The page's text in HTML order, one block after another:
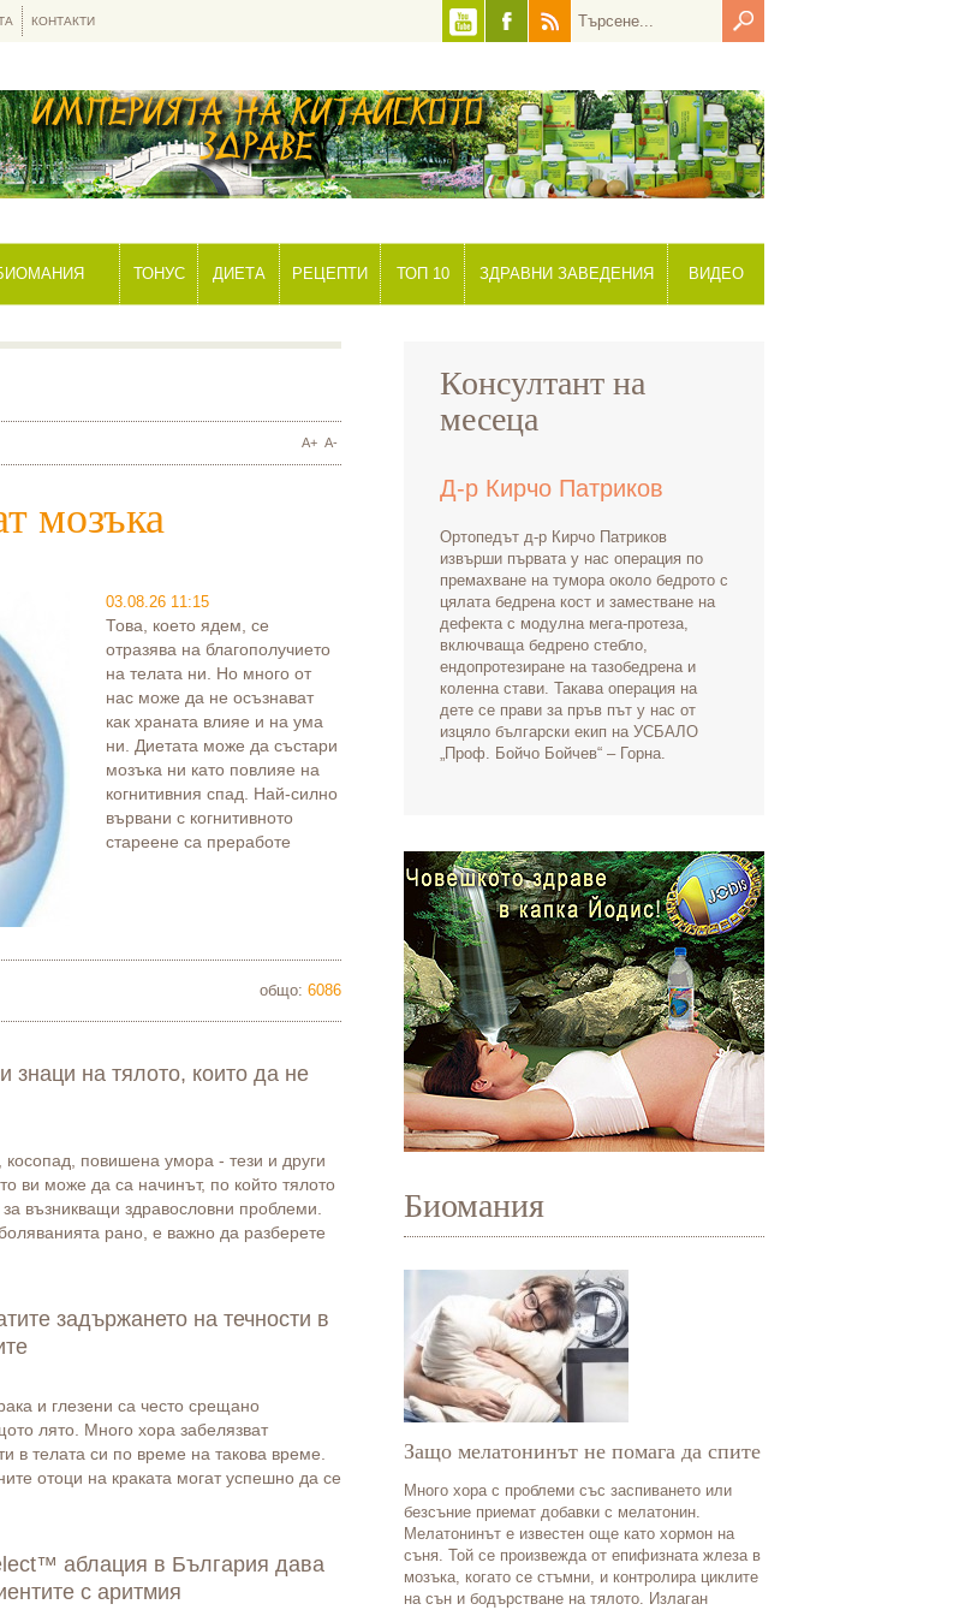
ТОНУС ДИЕТА РЕЦЕПТИ ТОП 10 ЗДРАВНИ ЗАВЕДЕНИЯ ВИДЕО
КОНТАКТИ
A+ A-
мозъка
03.08.26 11:15
Това, което ядем, се
отразява на благополучието
на телата ни. Но много от
нас може да не осъзнават
как храната влияе и на ума
ни. Диетата може да състари
мозъка ни като повлияе на
когнитивния спад. Най-силно
вървани с когнитивното
стареене са преработе
общо: 6086
знаци на тялото, които да не
косопад, повишена умора - тези и други
ви може да са начинът, по който тялото
възникващи здравословни проблеми.
рано, е важно да разберете
задържането на течности в
и глезени са често срещано
лято. Много хора забелязват
в телата си по време на такова време.
отоци на краката могат успешно да се
аблация в България дава
с аритмия
Консултант на
месеца
Д-р Кирчо Патриков
Ортопедът д-р Кирчо Патриков
извърши първата у нас операция по
премахване на тумора около бедрото с
цялата бедрена кост и заместване на
дефекта с модулна мега-протеза,
включваща бедрено стебло,
ендопротезиране на тазобедрена и
коленна стави. Такава операция на
дете се прави за пръв път у нас от
изцяло български екип на УСБАЛО
„Проф. Бойчо Бойчев“ – Горна.
Биомания
Защо мелатонинът не помага да спите
Много хора с проблеми със заспиването или
безсъние приемат добавки с мелатонин.
Мелатонинът е известен още като хормон на
съня. Той се произвежда от епифизната жлеза в
мозъка, когато се стъмни, и контролира циклите
на сън и бодърстване на тялото. Излаган